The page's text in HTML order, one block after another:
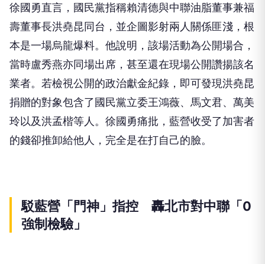
徐國勇直言，國民黨指稱賴清德與中聯油脂董事兼福
壽董事長洪堯昆同台，並企圖影射兩人關係匪淺，根
本是一場烏龍爆料。他說明，該場活動為公開場合，
當時盧秀燕亦同場出席，甚至還在現場公開讚揚該名
業者。若檢視公開的政治獻金紀錄，即可發現洪堯昆
捐贈的對象包含了國民黨立委王鴻薇、馬文君、萬美
玲以及洪孟楷等人。徐國勇痛批，藍營收受了加害者
的錢卻推卸給他人，完全是在打自己的臉。
駁藍營「門神」指控 轟北市對中聯「0
強制檢驗」